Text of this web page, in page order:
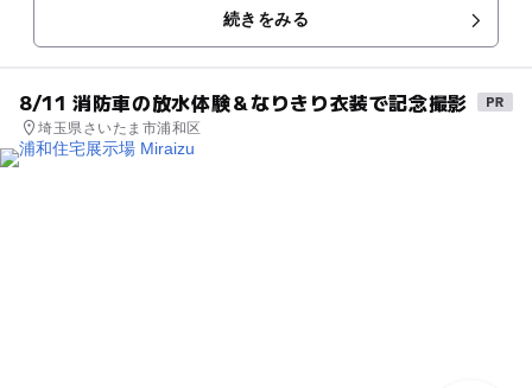
続きをみる
8/11 消防車の放水体験＆なりきり衣装で記念撮影
埼玉県さいたま市浦和区